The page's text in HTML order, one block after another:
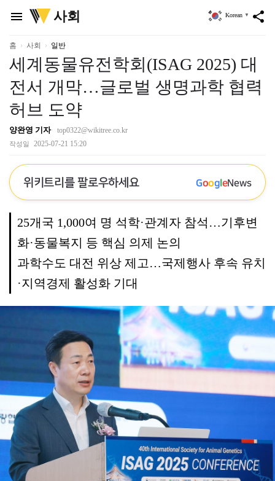
menu
위
키
리
사회 share
Korean ▼
홈 사회 일반
세계동물유전학회(ISAG 2025) 대
전서 개막…글로벌 생명과학 협력
허브 도약
양완영 기자 top0322@wikitree.co.kr
작성일 2025-07-21 15:20
위키트리를 팔로우하세요 GoogleNews
25개국 1,000여 명 석학·관계자 참석…기후변
화·동물복지 등 핵심 의제 논의
과학수도 대전 위상 제고…국제행사 후속 유치
·지역경제 활성화 기대